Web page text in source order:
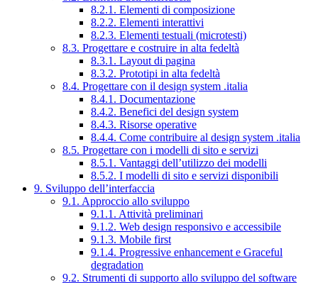
8.2.1. Elementi di composizione
8.2.2. Elementi interattivi
8.2.3. Elementi testuali (microtesti)
8.3. Progettare e costruire in alta fedeltà
8.3.1. Layout di pagina
8.3.2. Prototipi in alta fedeltà
8.4. Progettare con il design system .italia
8.4.1. Documentazione
8.4.2. Benefici del design system
8.4.3. Risorse operative
8.4.4. Come contribuire al design system .italia
8.5. Progettare con i modelli di sito e servizi
8.5.1. Vantaggi dell’utilizzo dei modelli
8.5.2. I modelli di sito e servizi disponibili
9. Sviluppo dell’interfaccia
9.1. Approccio allo sviluppo
9.1.1. Attività preliminari
9.1.2. Web design responsivo e accessibile
9.1.3. Mobile first
9.1.4. Progressive enhancement e Graceful
degradation
9.2. Strumenti di supporto allo sviluppo del software